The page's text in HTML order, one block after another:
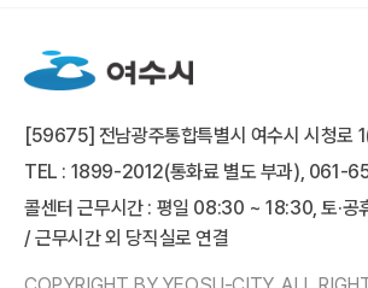
[59675] 전남광주통합특별시 여수시 시청로
TEL : 1899-2012(통화료 별도 부과), 061-
콜센터 근무시간 : 평일 08:30 ~ 18:30, 토·
/ 근무시간 외 당직실로 연결